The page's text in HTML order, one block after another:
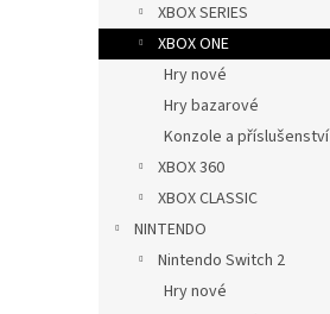
XBOX SERIES
XBOX ONE
Hry nové
Hry bazarové
Konzole a příslušenství
XBOX 360
XBOX CLASSIC
NINTENDO
Nintendo Switch 2
Hry nové